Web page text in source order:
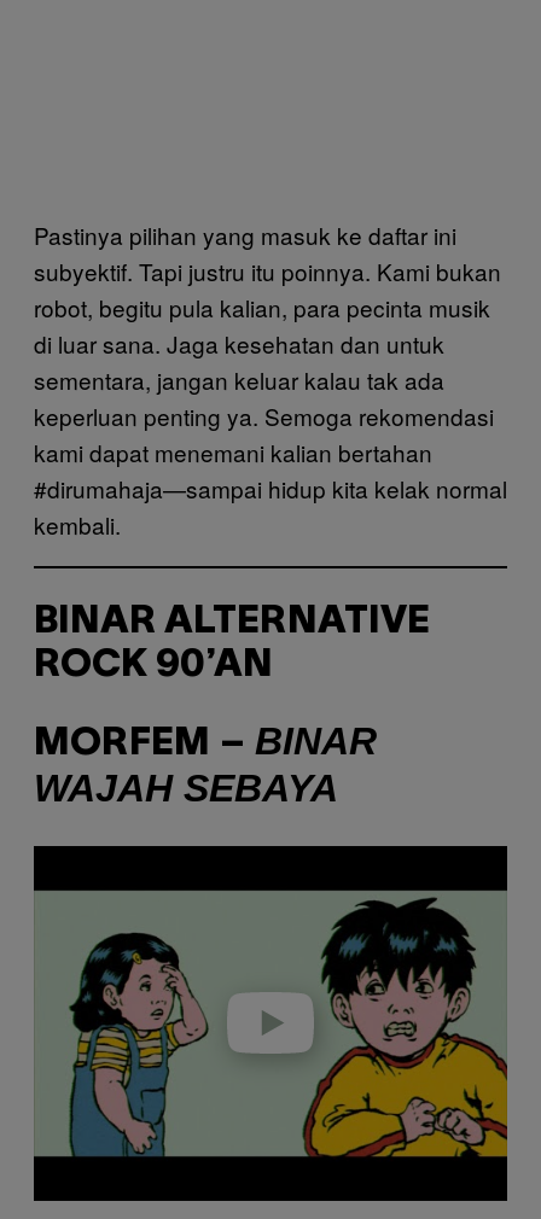
Pastinya pilihan yang masuk ke daftar ini
subyektif. Tapi justru itu poinnya. Kami bukan
robot, begitu pula kalian, para pecinta musik
di luar sana. Jaga kesehatan dan untuk
sementara, jangan keluar kalau tak ada
keperluan penting ya. Semoga rekomendasi
kami dapat menemani kalian bertahan
#dirumahaja—sampai hidup kita kelak normal
kembali.
BINAR ALTERNATIVE
ROCK 90’AN
MORFEM – BINAR
WAJAH SEBAYA
a